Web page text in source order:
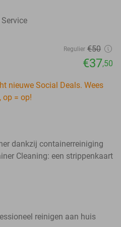
Regulier €50
€37,50
nieuwe Social Deals. Wees
op = op!
dankzij containerreiniging
Cleaning: een strippenkaart
reinigen aan huis